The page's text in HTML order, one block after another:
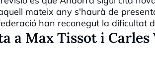
mateix any s'haurà de
han reconegut la dificultat
a Max Tissot i Carles